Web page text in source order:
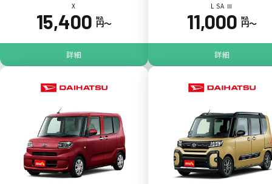
5
ジョイカル たすカッター3
X
15,400 税込
円〜
詳細
L SA Ⅲ
11,000 税込
円〜
詳細